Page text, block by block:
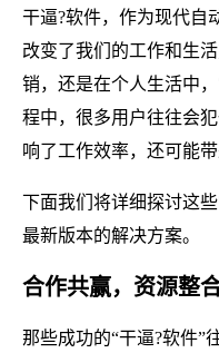
干逼?软件，作为现代自
改变了我们的工作和生
销，还是在个人生活中
程中，很多用户往往会
响了工作效率，还可能
下面我们将详细探讨这
最新版本的解决方案。
合作共赢，资源整
那些成功的“干逼?软件”